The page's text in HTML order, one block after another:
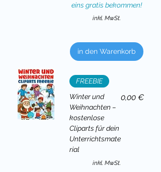
eins gratis bekommen!
inkl. MwSt.
in den Warenkorb
FREEBIE
Winter und
Weihnachten –
kostenlose
Cliparts für dein
Unterrichtsmate
rial
Preis
0,00 €
inkl. MwSt.